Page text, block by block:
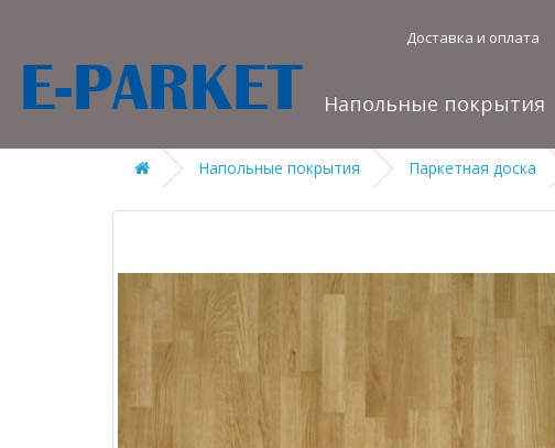
Доставка и оплата
Напольные покрытия
Напольные покрытия Паркетная доска